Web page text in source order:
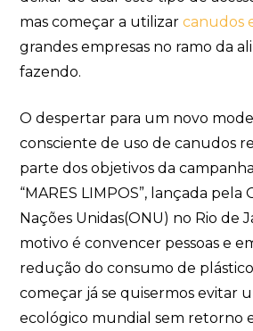
mas começar a utilizar canudos
grandes empresas no ramo da
fazendo.
O despertar para um novo
consciente de uso de canudos
parte dos objetivos da
“MARES LIMPOS”, lançada pela
Nações Unidas(ONU) no Rio de
motivo é convencer pessoas e
redução do consumo de
começar já se quisermos evitar
ecológico mundial sem retorno